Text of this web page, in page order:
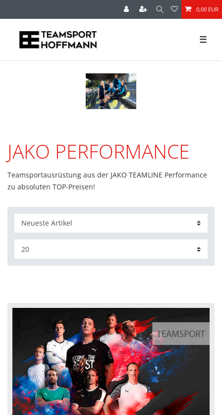
0,00 EUR
☰
JAKO PERFORMANCE
Teamsportausrüstung aus der JAKO TEAMLINE Performance
zu absoluten TOP-Preisen!